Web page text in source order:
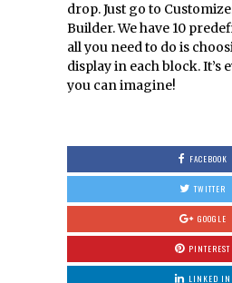
drop. Just go to
Builder. We have 10
all you need to do is
display in each block. It’s
you can imagine!
FACEBOOK
TWITTER
GOOGLE
PINTEREST
LINKED IN